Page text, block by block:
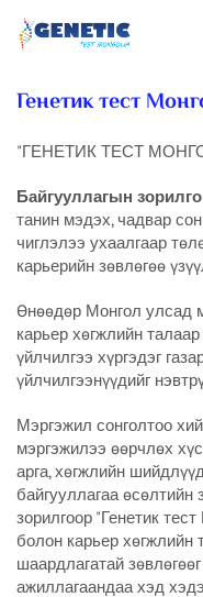
Генетик тест
"ГЕНЕТИК ТЕСТ
Байгууллагын
танин мэдэх, чадвар
чиглэлээ ухаалгаар
карьерийн зөвлөгөө
Өнөөдөр Монгол улсад
карьер хөгжлийн
үйлчилгээ хүргэдэг
үйлчилгээнүүдийг
Мэргэжил сонголтоо
мэргэжилээ өөрчлөх
арга, хөгжлийн
байгууллагаа
зорилгоор "Генетик
болон карьер хөгжлийн
шаардлагатай
ажиллагаандаа хэд